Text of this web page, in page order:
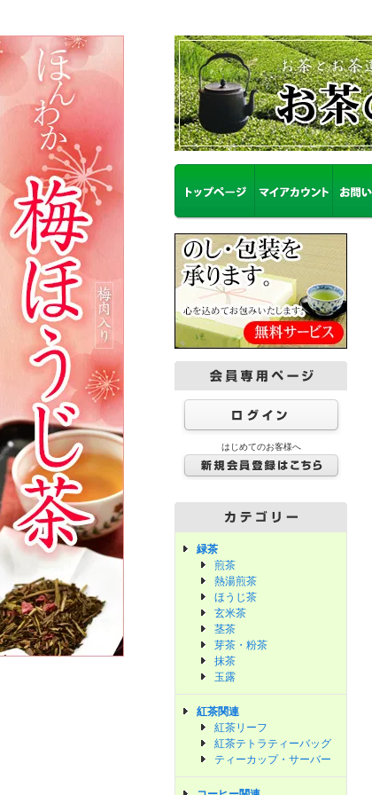
はじめてのお客様へ
緑茶
煎茶
熱湯煎茶
ほうじ茶
玄米茶
茎茶
芽茶・粉茶
抹茶
玉露
紅茶関連
紅茶リーフ
紅茶テトラティーバッグ
ティーカップ・サーバー